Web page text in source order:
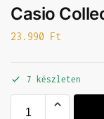
Casio
23.990 Ft
7 készleten